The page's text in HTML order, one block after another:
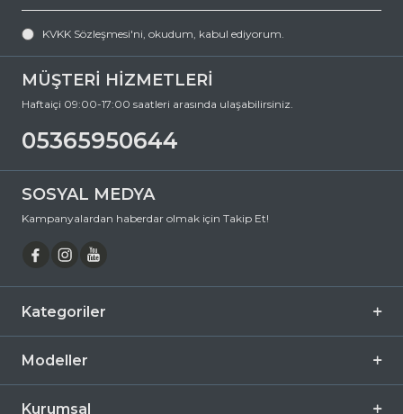
MÜŞTERİ HİZMETLERİ
Haftaiçi 09:00-17:00 saatleri arasında ulaşabilirsiniz.
05365950644
KVKK Sözleşmesi'ni , okudum, kabul ediyorum.
SOSYAL MEDYA
Kampanyalardan haberdar olmak için Takip Et!
Kategoriler
Modeller
Kurumsal